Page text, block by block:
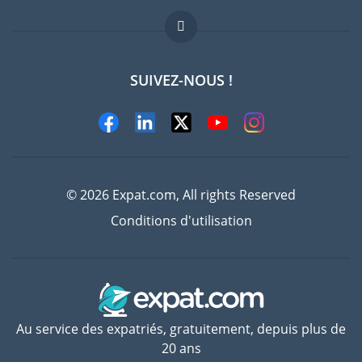
Offres d'emploi
FAQ
Experts
SUIVEZ-NOUS !
© 2026 Expat.com, All rights Reserved
Conditions d'utilisation
Au service des expatriés, gratuitement, depuis plus de
20 ans